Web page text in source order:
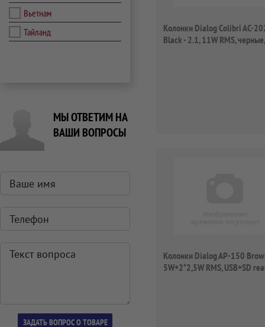
Вьетнам
Тайланд
МЫ ОТВЕТИМ НА
ВАШИ ВОПРОСЫ
Колонки Dialog Colibri AC-
Black - 2.1, 11W RMS, черные,
Колонки Dialog AP-150
5W+2*2,5W RMS, USB+SD